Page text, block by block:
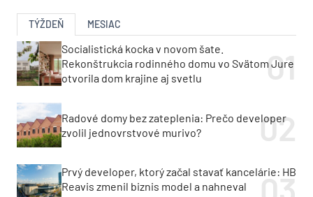
TÝŽDEŇ MESIAC
Socialistická kocka v novom šate.
Rekonštrukcia rodinného domu vo Svätom Jure
otvorila dom krajine aj svetlu
Radové domy bez zateplenia: Prečo developer
zvolil jednovrstvové murivo?
Prvý developer, ktorý začal stavať kancelárie: HB
Reavis zmenil biznis model a nahneval